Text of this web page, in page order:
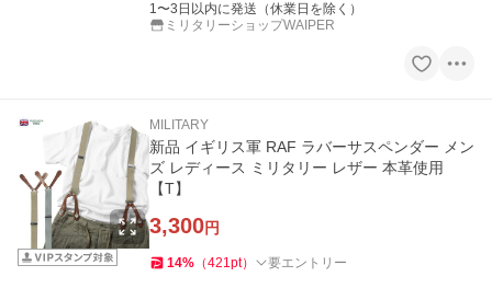
1〜3日以内に発送（休業日を除く）
ミリタリーショップWAIPER
MILITARY
新品 イギリス軍 RAF ラバーサスペンダー メン
ズ レディース ミリタリー レザー 本革使用
【T】
3,300円
14% （421pt） 要エントリー